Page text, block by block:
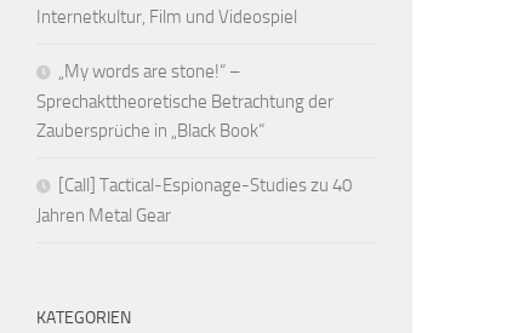
Internetkultur, Film und Videospiel
„My words are stone!“ –
Sprechakttheoretische Betrachtung der
Zaubersprüche in „Black Book“
[Call] Tactical-Espionage-Studies zu 40
Jahren Metal Gear
KATEGORIEN